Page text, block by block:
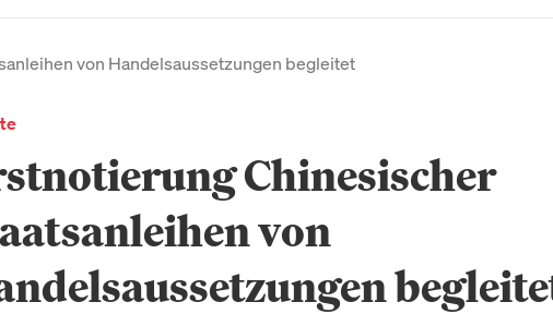
von Handelsaussetzungen begleitet
Chinesischer
von